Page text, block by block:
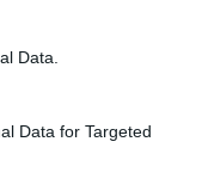
Data.
Data for Targeted